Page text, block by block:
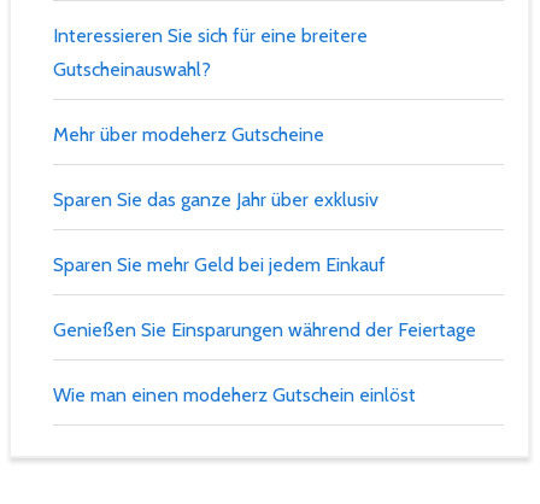
Interessieren Sie sich für eine breitere
Gutscheinauswahl?
Mehr über modeherz Gutscheine
Sparen Sie das ganze Jahr über exklusiv
Sparen Sie mehr Geld bei jedem Einkauf
Genießen Sie Einsparungen während der Feiertage
Wie man einen modeherz Gutschein einlöst